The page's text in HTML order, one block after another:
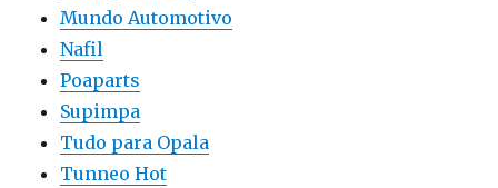
Mundo Automotivo
Nafil
Poaparts
Supimpa
Tudo para Opala
Tunneo Hot